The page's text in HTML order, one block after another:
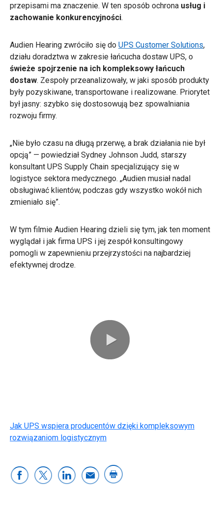
przepisami ma znaczenie. W ten sposób ochrona usług i
zachowanie konkurencyjności.
Audien Hearing zwróciło się do UPS Customer Solutions,
działu doradztwa w zakresie łańcucha dostaw UPS, o
świeże spojrzenie na ich kompleksowy łańcuch
dostaw. Zespoły przeanalizowały, w jaki sposób produkty
były pozyskiwane, transportowane i realizowane. Priorytet
był jasny: szybko się dostosowują bez spowalniania
rozwoju firmy.
„Nie było czasu na długą przerwę, a brak działania nie był
opcją” — powiedział Sydney Johnson Judd, starszy
konsultant UPS Supply Chain specjalizujący się w
logistyce sektora medycznego. „Audien musiał nadal
obsługiwać klientów, podczas gdy wszystko wokół nich
zmieniało się”.
W tym filmie Audien Hearing dzieli się tym, jak ten moment
wyglądał i jak firma UPS i jej zespół konsultingowy
pomogli w zapewnieniu przejrzystości na najbardziej
efektywnej drodze.
Jak UPS wspiera producentów dzięki kompleksowym
rozwiązaniom logistycznym